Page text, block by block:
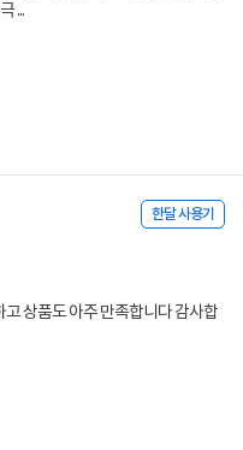
...
한달 사용기
상품도 아주 만족합니다 감사합